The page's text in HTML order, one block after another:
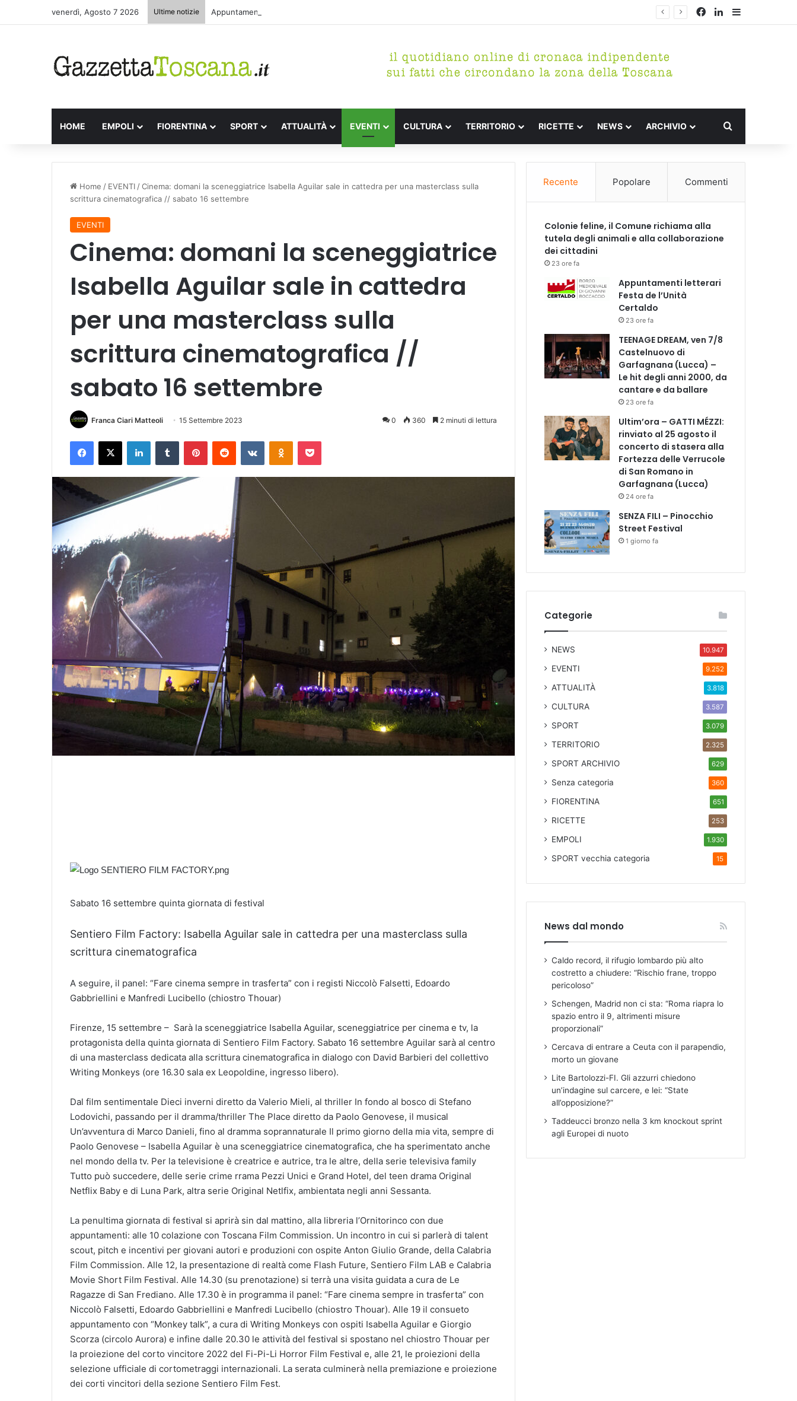
venerdì, Agosto 7 2026 Ultime notizie Appuntamenti letterari Festa de l’Unità Certaldo Facebook
LinkedIn
HOME EMPOLI FIORENTINA SPORT ATTUALITÀ EVENTI CULTURA TERRITORIO RICETTE NEWS ARCHIVIO
Home / EVENTI /Cinema: domani la sceneggiatrice Isabella Aguilar sale in cattedra per una masterclass sulla
scrittura cinematografica // sabato 16 settembre
EVENTI
Cinema: domani la sceneggiatrice
Isabella Aguilar sale in cattedra
per una masterclass sulla
scrittura cinematografica //
sabato 16 settembre
Franca Ciari Matteoli 15 Settembre 2023 0 360 2 minuti di lettura
Sabato 16 settembre quinta giornata di festival
Sentiero Film Factory: Isabella Aguilar sale in cattedra per una masterclass sulla
scrittura cinematografica
A seguire, il panel: “Fare cinema sempre in trasferta” con i registi Niccolò Falsetti, Edoardo
Gabbriellini e Manfredi Lucibello (chiostro Thouar)
Firenze, 15 settembre – Sarà la sceneggiatrice Isabella Aguilar, sceneggiatrice per cinema e tv, la
protagonista della quinta giornata di Sentiero Film Factory. Sabato 16 settembre Aguilar sarà al centro
di una masterclass dedicata alla scrittura cinematografica in dialogo con David Barbieri del collettivo
Writing Monkeys (ore 16.30 sala ex Leopoldine, ingresso libero).
Dal film sentimentale Dieci inverni diretto da Valerio Mieli, al thriller In fondo al bosco di Stefano
Lodovichi, passando per il dramma/thriller The Place diretto da Paolo Genovese, il musical
Un’avventura di Marco Danieli, fino al dramma soprannaturale Il primo giorno della mia vita, sempre di
Paolo Genovese – Isabella Aguilar è una sceneggiatrice cinematografica, che ha sperimentato anche
nel mondo della tv. Per la televisione è creatrice e autrice, tra le altre, della serie televisiva family
Tutto può succedere, delle serie crime rrama Pezzi Unici e Grand Hotel, del teen drama Original
Netflix Baby e di Luna Park, altra serie Original Netlfix, ambientata negli anni Sessanta.
La penultima giornata di festival si aprirà sin dal mattino, alla libreria l’Ornitorinco con due
appuntamenti: alle 10 colazione con Toscana Film Commission. Un incontro in cui si parlerà di talent
scout, pitch e incentivi per giovani autori e produzioni con ospite Anton Giulio Grande, della Calabria
Film Commission. Alle 12, la presentazione di realtà come Flash Future, Sentiero Film LAB e Calabria
Movie Short Film Festival. Alle 14.30 (su prenotazione) si terrà una visita guidata a cura de Le
Ragazze di San Frediano. Alle 17.30 è in programma il panel: “Fare cinema sempre in trasferta” con
Niccolò Falsetti, Edoardo Gabbriellini e Manfredi Lucibello (chiostro Thouar). Alle 19 il consueto
appuntamento con “Monkey talk”, a cura di Writing Monkeys con ospiti Isabella Aguilar e Giorgio
Scorza (circolo Aurora) e infine dalle 20.30 le attività del festival si spostano nel chiostro Thouar per
la proiezione del corto vincitore 2022 del Fi-Pi-Li Horror Film Festival e, alle 21, le proiezioni della
selezione ufficiale di cortometraggi internazionali. La serata culminerà nella premiazione e proiezione
dei corti vincitori della sezione Sentiero Film Fest.
Recente Popolare Commenti
Colonie feline, il Comune richiama alla
tutela degli animali e alla collaborazione
dei cittadini
23 ore fa
Appuntamenti letterari
Festa de l’Unità
Certaldo
23 ore fa
TEENAGE DREAM, ven 7/8
Castelnuovo di
Garfagnana (Lucca) –
Le hit degli anni 2000, da
cantare e da ballare
23 ore fa
Ultim’ora – GATTI MÉZZI:
rinviato al 25 agosto il
concerto di stasera alla
Fortezza delle Verrucole
di San Romano in
Garfagnana (Lucca)
24 ore fa
SENZA FILI – Pinocchio
Street Festival
1 giorno fa
Categorie
NEWS 10.947
EVENTI 9.252
ATTUALITÀ 3.818
CULTURA 3.587
SPORT 3.079
TERRITORIO 2.325
SPORT ARCHIVIO 629
Senza categoria 360
FIORENTINA 651
RICETTE 253
EMPOLI 1.930
SPORTvecchia categoria 15
News dal mondo
Caldo record, il rifugio lombardo più alto
costretto a chiudere: “Rischio frane, troppo
pericoloso”
Schengen, Madrid non ci sta: “Roma riapra lo
spazio entro il 9, altrimenti misure
proporzionali”
Cercava di entrare a Ceuta con il parapendio,
morto un giovane
Lite Bartolozzi-FI. Gli azzurri chiedono
un’indagine sul carcere, e lei: “State
all’opposizione?”
Taddeucci bronzo nella 3 km knockout sprint
agli Europei di nuoto